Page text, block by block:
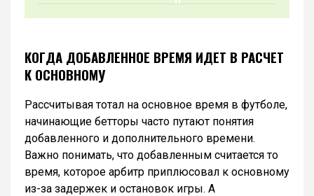
КОГДА ДОБАВЛЕННОЕ ВРЕМЯ ИДЕТ В РАСЧЕТ
К ОСНОВНОМУ
Рассчитывая тотал на основное время в футболе,
начинающие бетторы часто путают понятия
добавленного и дополнительного времени.
Важно понимать, что добавленным считается то
время, которое арбитр приплюсовал к основному
из-за задержек и остановок игры. А